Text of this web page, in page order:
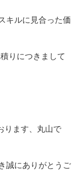
キルに見合った価
りにつきまして
ります、丸山で
誠にありがとうご